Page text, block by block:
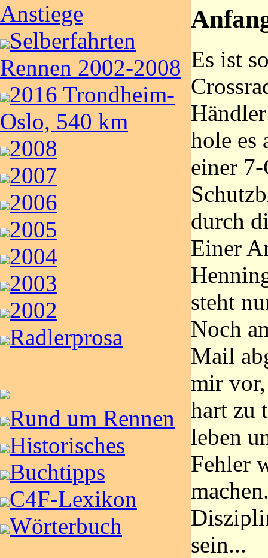
Anstiege
Selberfahrten
Rennen 2002-2008
2016 Trondheim-
Oslo, 540 km
2008
2007
2006
2005
2004
2003
2002
Radlerprosa
Rund um Rennen
Historisches
Buchtipps
C4F-Lexikon
Wörterbuch
Es ist
hole es
einer
durch
Einer
steht
Noch
Mail
mir vor,
hart zu
leben
Fehler
sein...